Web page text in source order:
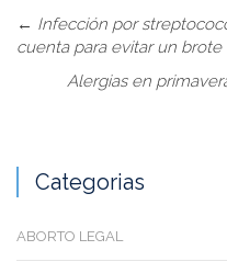
← Infección por
cuenta para evitar un brote
Alergias en
Categorias
ABORTO LEGAL